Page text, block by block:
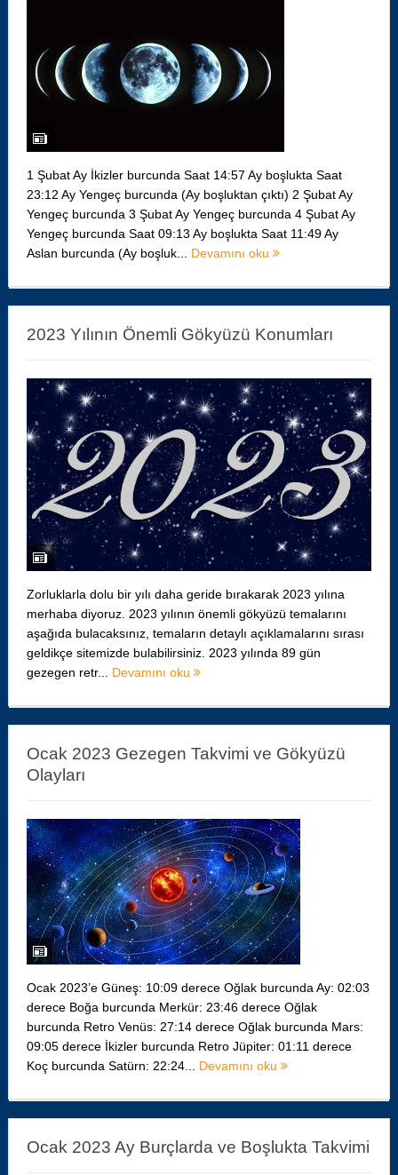
1 Şubat Ay İkizler burcunda Saat 14:57 Ay boşlukta Saat
23:12 Ay Yengeç burcunda (Ay boşluktan çıktı) 2 Şubat Ay
Yengeç burcunda 3 Şubat Ay Yengeç burcunda 4 Şubat Ay
Yengeç burcunda Saat 09:13 Ay boşlukta Saat 11:49 Ay
Aslan burcunda (Ay boşluk... Devamını oku
2023 Yılının Önemli Gökyüzü Konumları
Zorluklarla dolu bir yılı daha geride bırakarak 2023 yılına
merhaba diyoruz. 2023 yılının önemli gökyüzü temalarını
aşağıda bulacaksınız, temaların detaylı açıklamalarını sırası
geldikçe sitemizde bulabilirsiniz. 2023 yılında 89 gün
gezegen retr... Devamını oku
Ocak 2023 Gezegen Takvimi ve Gökyüzü
Olayları
Ocak 2023’e Güneş: 10:09 derece Oğlak burcunda Ay: 02:03
derece Boğa burcunda Merkür: 23:46 derece Oğlak
burcunda Retro Venüs: 27:14 derece Oğlak burcunda Mars:
09:05 derece İkizler burcunda Retro Jüpiter: 01:11 derece
Koç burcunda Satürn: 22:24... Devamını oku
Ocak 2023 Ay Burçlarda ve Boşlukta Takvimi